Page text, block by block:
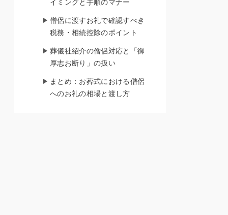
イミングと手順のマナー
僧侶に渡すお礼で確認すべき
税務・相続控除のポイント
葬儀社紹介の僧侶対応と「御
厚志お断り」の扱い
まとめ：お葬式における僧侶
へのお礼の相場と渡し方